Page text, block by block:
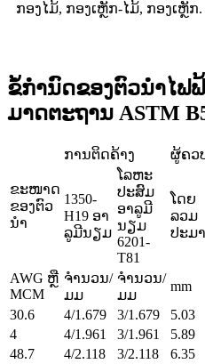
ກອງໄມ້, ກອງເຫຼັກ-ໄມ້, ກອງເຫຼັກ.
ຂໍ້ກຳນົດຂອງຕົວນຳໄຟຟ້
ມາດຕະຖານ ASTM
ຂະໜາດ
ຂອງຕົວ
ນຳ
ການຕິດຄ້າງ ຜູ້ຄວ
1350-
H19 ອາ
ລູມີນຽມ
ໂລຫະ
ປະສົມ
ອາລູມີ
ນຽມ
6201-
T81
ໂດຍ
ລວມ
ປະມ
AWG ຫຼື
MCM
ຈຳນວນ/
ມມ
ຈຳນວນ/
ມມ
mm
30.6
4/1.679 3/1.679 5.03
4
4/1.961 3/1.961 5.89
48.7
4/2.118 3/2.118 6.35